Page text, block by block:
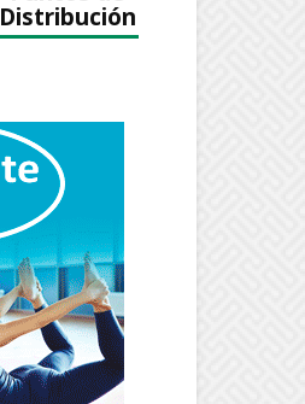
Distribución